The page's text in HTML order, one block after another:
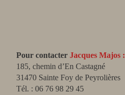
Pour contacter Jacques Majos :
185, chemin d’En Castagné
31470 Sainte Foy de Peyrolières
Tél. : 06 76 98 29 45